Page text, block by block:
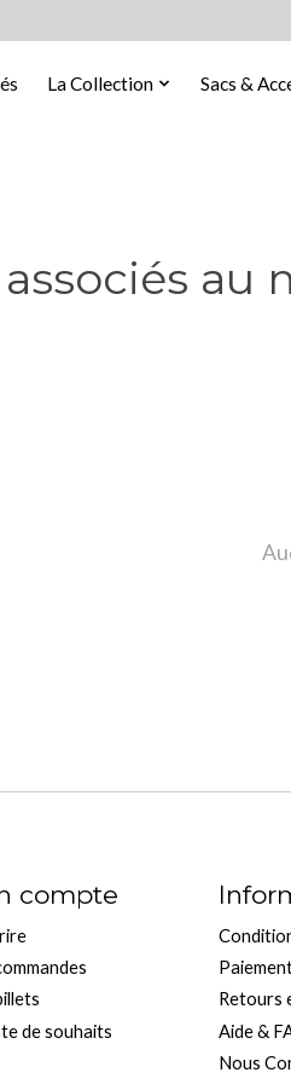
La Collection Sacs &
au
compte
de souhaits
Retours
Aide &
Nous